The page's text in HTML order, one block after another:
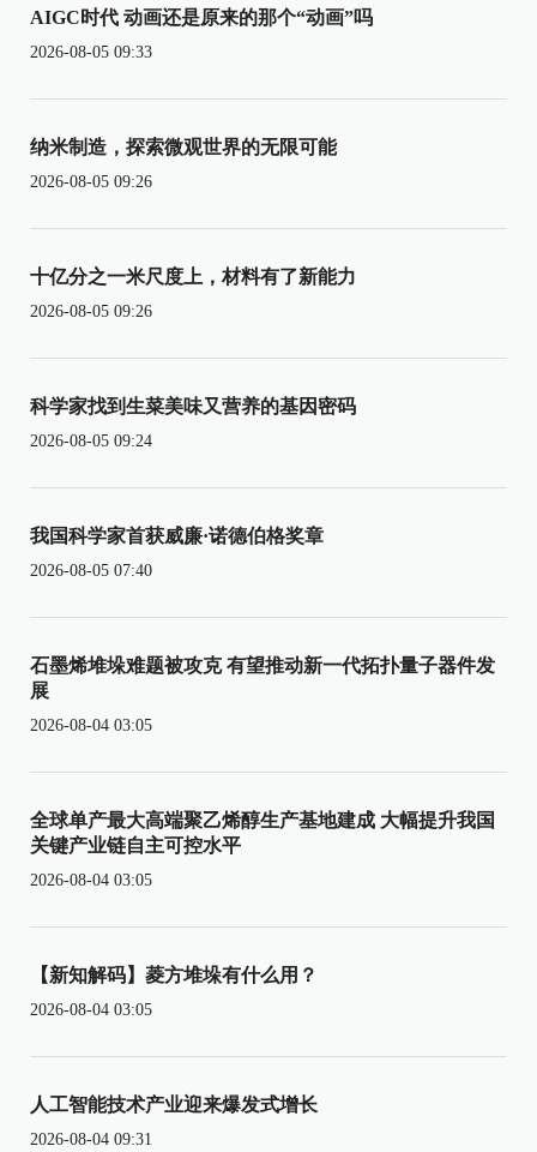
AIGC时代 动画还是原来的那个“动画”吗
2026-08-05 09:33
纳米制造，探索微观世界的无限可能
2026-08-05 09:26
十亿分之一米尺度上，材料有了新能力
2026-08-05 09:26
科学家找到生菜美味又营养的基因密码
2026-08-05 09:24
我国科学家首获威廉·诺德伯格奖章
2026-08-05 07:40
石墨烯堆垛难题被攻克 有望推动新一代拓扑量子器件发
展
2026-08-04 03:05
全球单产最大高端聚乙烯醇生产基地建成 大幅提升我国
关键产业链自主可控水平
2026-08-04 03:05
【新知解码】菱方堆垛有什么用？
2026-08-04 03:05
人工智能技术产业迎来爆发式增长
2026-08-04 09:31